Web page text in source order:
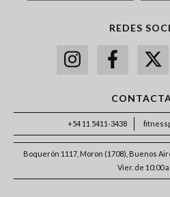
REDES
+54 11 5411-3438
Boquerón 1117, Moron (1708), Buenos
Vier. de 10:00